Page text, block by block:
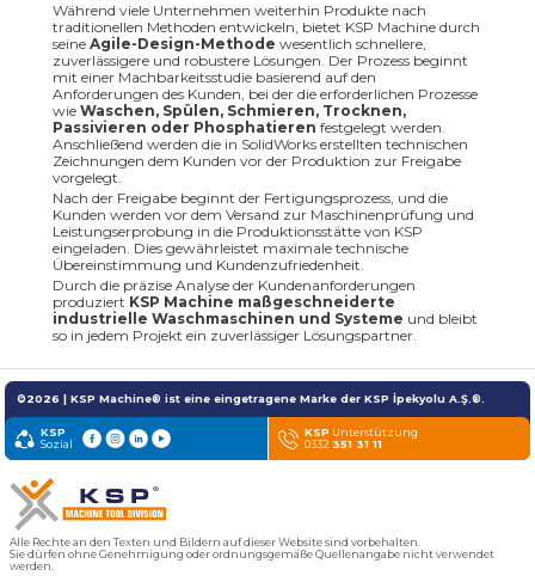
Während viele Unternehmen weiterhin Produkte nach
traditionellen Methoden entwickeln, bietet KSP Machine durch
seineAgile-Design-Methode wesentlich schnellere,
zuverlässigere und robustere Lösungen. Der Prozess beginnt
mit einer Machbarkeitsstudie basierend auf den
Anforderungen des Kunden, bei der die erforderlichen Prozesse
wieWaschen, Spülen, Schmieren, Trocknen,
Passivieren oder Phosphatieren festgelegt werden.
Anschließend werden die in SolidWorks erstellten technischen
Zeichnungen dem Kunden vor der Produktion zur Freigabe
vorgelegt.
Nach der Freigabe beginnt der Fertigungsprozess, und die
Kunden werden vor dem Versand zur Maschinenprüfung und
Leistungserprobung in die Produktionsstätte von KSP
eingeladen. Dies gewährleistet maximale technische
Übereinstimmung und Kundenzufriedenheit.
Durch die präzise Analyse der Kundenanforderungen
produziert KSP Machine maßgeschneiderte
industrielle Waschmaschinen und Systeme und bleibt
so in jedem Projekt ein zuverlässiger Lösungspartner.
©2026 | KSP Machine® ist eine eingetragene Marke der KSP İpekyolu A.Ş.®.
KSP
Sozial
KSP Unterstützung
0332 351 31 11
Alle Rechte an den Texten und Bildern auf dieser Website sind vorbehalten.
Sie dürfen ohne Genehmigung oder ordnungsgemäße Quellenangabe nicht verwendet
werden.